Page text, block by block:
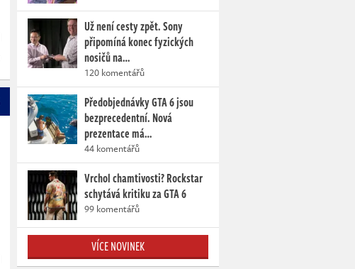
Už není cesty zpět. Sony
připomíná konec fyzických
nosičů na…
120 komentářů
Předobjednávky GTA 6 jsou
bezprecedentní. Nová
prezentace má…
44 komentářů
Vrchol chamtivosti? Rockstar
schytává kritiku za GTA 6
99 komentářů
VÍCE NOVINEK